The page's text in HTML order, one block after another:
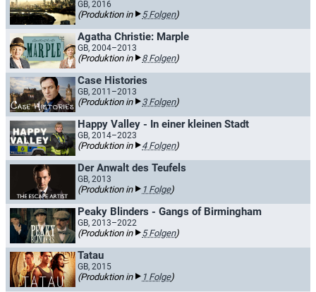
GB, 2016
(Produktion in 5 Folgen)
Agatha Christie: Marple
GB, 2004–2013
(Produktion in 8 Folgen)
Case Histories
GB, 2011–2013
(Produktion in 3 Folgen)
Happy Valley - In einer kleinen Stadt
GB, 2014–2023
(Produktion in 4 Folgen)
Der Anwalt des Teufels
GB, 2013
(Produktion in 1 Folge)
Peaky Blinders - Gangs of Birmingham
GB, 2013–2022
(Produktion in 5 Folgen)
Tatau
GB, 2015
(Produktion in 1 Folge)